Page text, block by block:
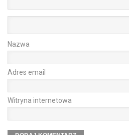
Nazwa
Adres email
Witryna internetowa